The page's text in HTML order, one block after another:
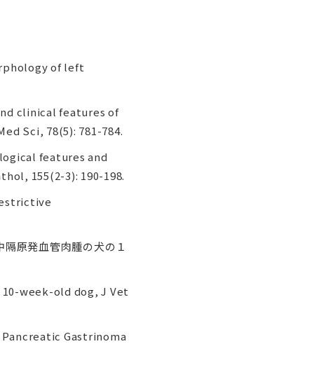
of left
clinical features of
Sci, 78(5): 781-784.
features and
155(2-3): 190-198.
原発血管肉腫の犬の１
10-week-old dog, J Vet
Gastrinoma